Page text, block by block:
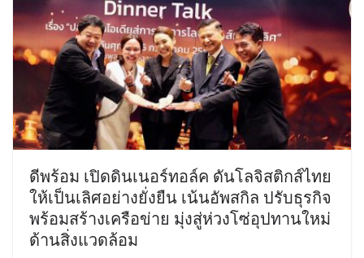
ดีพร้อม เปิดดินเนอร์ทอล์ค ดันโลจิสติกส์ไทย
ให้เป็นเลิศอย่างยั่งยืน เน้นอัพสกิล ปรับธุรกิจ
พร้อมสร้างเครือข่าย มุ่งสู่ห่วงโซ่อุปทานใหม่
ด้านสิ่งแวดล้อม